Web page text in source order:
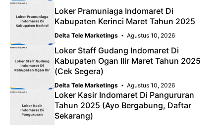
Loker Pramuniaga Indomaret Di
Kabupaten Kerinci Maret Tahun 2025
Delta Tele Marketings Agustus 10, 2026
Loker Staff Gudang Indomaret Di
Kabupaten Ogan Ilir Maret Tahun 2025
(Cek Segera)
Delta Tele Marketings Agustus 10, 2026
Loker Kasir Indomaret Di Pangururan
Tahun 2025 (Ayo Bergabung, Daftar
Sekarang)